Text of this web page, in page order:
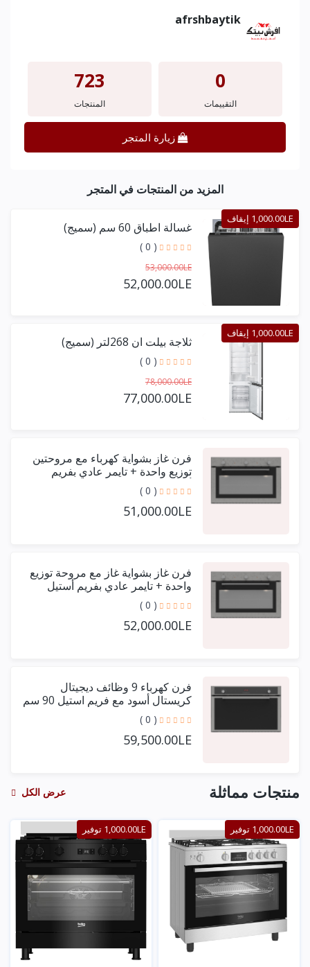
afrshbaytik
0
التقييمات
723
المنتجات
زيارة المتجر
المزيد من المنتجات في المتجر
1,000.00LE إيقاف
غسالة اطباق 60 سم (سميج)
( 0 )
53,000.00LE
52,000.00LE
1,000.00LE إيقاف
ثلاجة بيلت ان 268لتر (سميج)
( 0 )
78,000.00LE
77,000.00LE
فرن غاز بشواية كهرباء مع مروحتين
توزيع واحدة + تايمر عادي بفريم
أستيل حرف يو 90 سم
( 0 )
51,000.00LE
فرن غاز بشواية غاز مع مروحة توزيع
واحدة + تايمر عادي بفريم أستيل
حرف يو 90 سم
( 0 )
52,000.00LE
فرن كهرباء 9 وظائف ديجيتال
كريستال أسود مع فريم استيل 90 سم
+ مروحتين توزيع
( 0 )
59,500.00LE
منتجات مماثلة عرض الكل
1,000.00LE توفير 1,000.00LE توفير